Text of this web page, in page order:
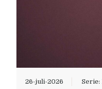
26-juli-2026 Serie: